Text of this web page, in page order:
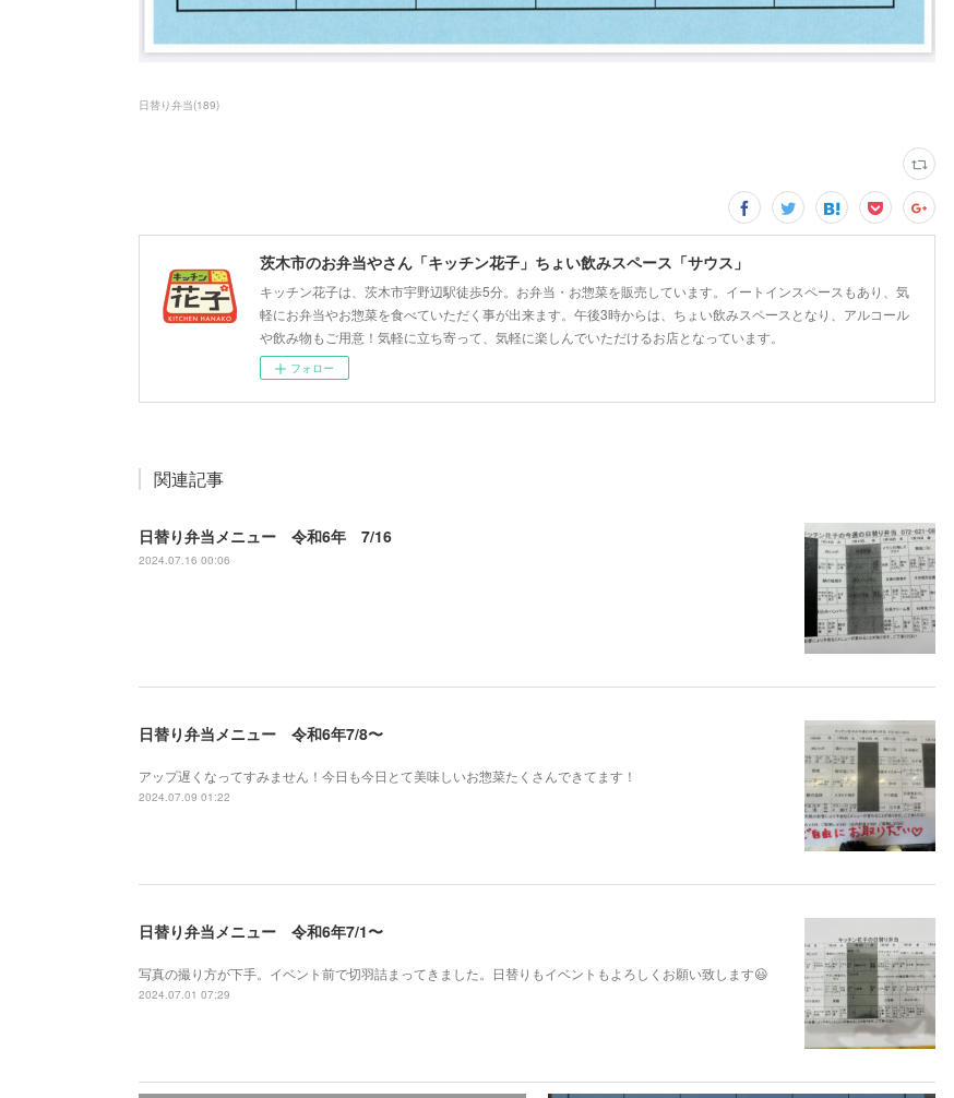
日替り弁当(189)
茨木市のお弁当やさん「キッチン花子」ちょい飲みスペース「サウス」
キッチン花子は、茨木市宇野辺駅徒歩5分。お弁当・お惣菜を販売しています。イートインスペースもあり、気
軽にお弁当やお惣菜を食べていただく事が出来ます。午後3時からは、ちょい飲みスペースとなり、アルコール
や飲み物もご用意！気軽に立ち寄って、気軽に楽しんでいただけるお店となっています。
フォロー
関連記事
日替り弁当メニュー 令和6年 7/16
2024.07.16 00:06
日替り弁当メニュー 令和6年7/8〜
アップ遅くなってすみません！今日も今日とて美味しいお惣菜たくさんできてます！
2024.07.09 01:22
日替り弁当メニュー 令和6年7/1〜
写真の撮り方が下手。イベント前で切羽詰まってきました。日替りもイベントもよろしくお願い致します😃
2024.07.01 07:29